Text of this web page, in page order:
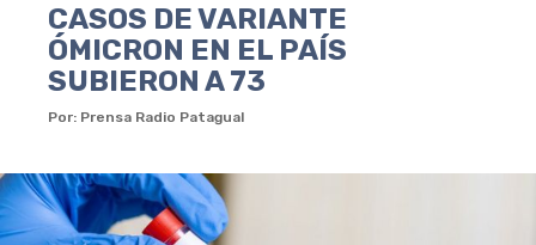
CASOS DE VARIANTE
ÓMICRON EN EL PAÍS
SUBIERON A 73
Por: Prensa Radio Patagual